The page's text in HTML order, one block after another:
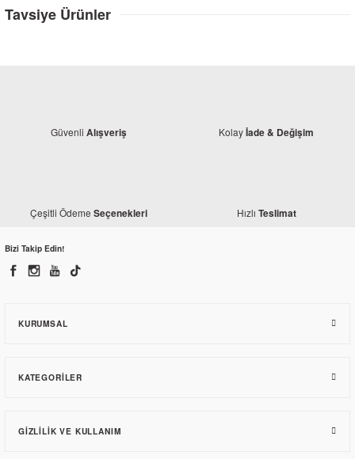
Tavsiye Ürünler
Monero
452,52 TL
Güvenli Alışveriş Kolayİade & Değişim
Çeşitli Ödeme Seçenekleri Hızlı Teslimat
Bizi Takip Edin!
KURUMSAL
KATEGORILER
GIZLILIK VE KULLANIM